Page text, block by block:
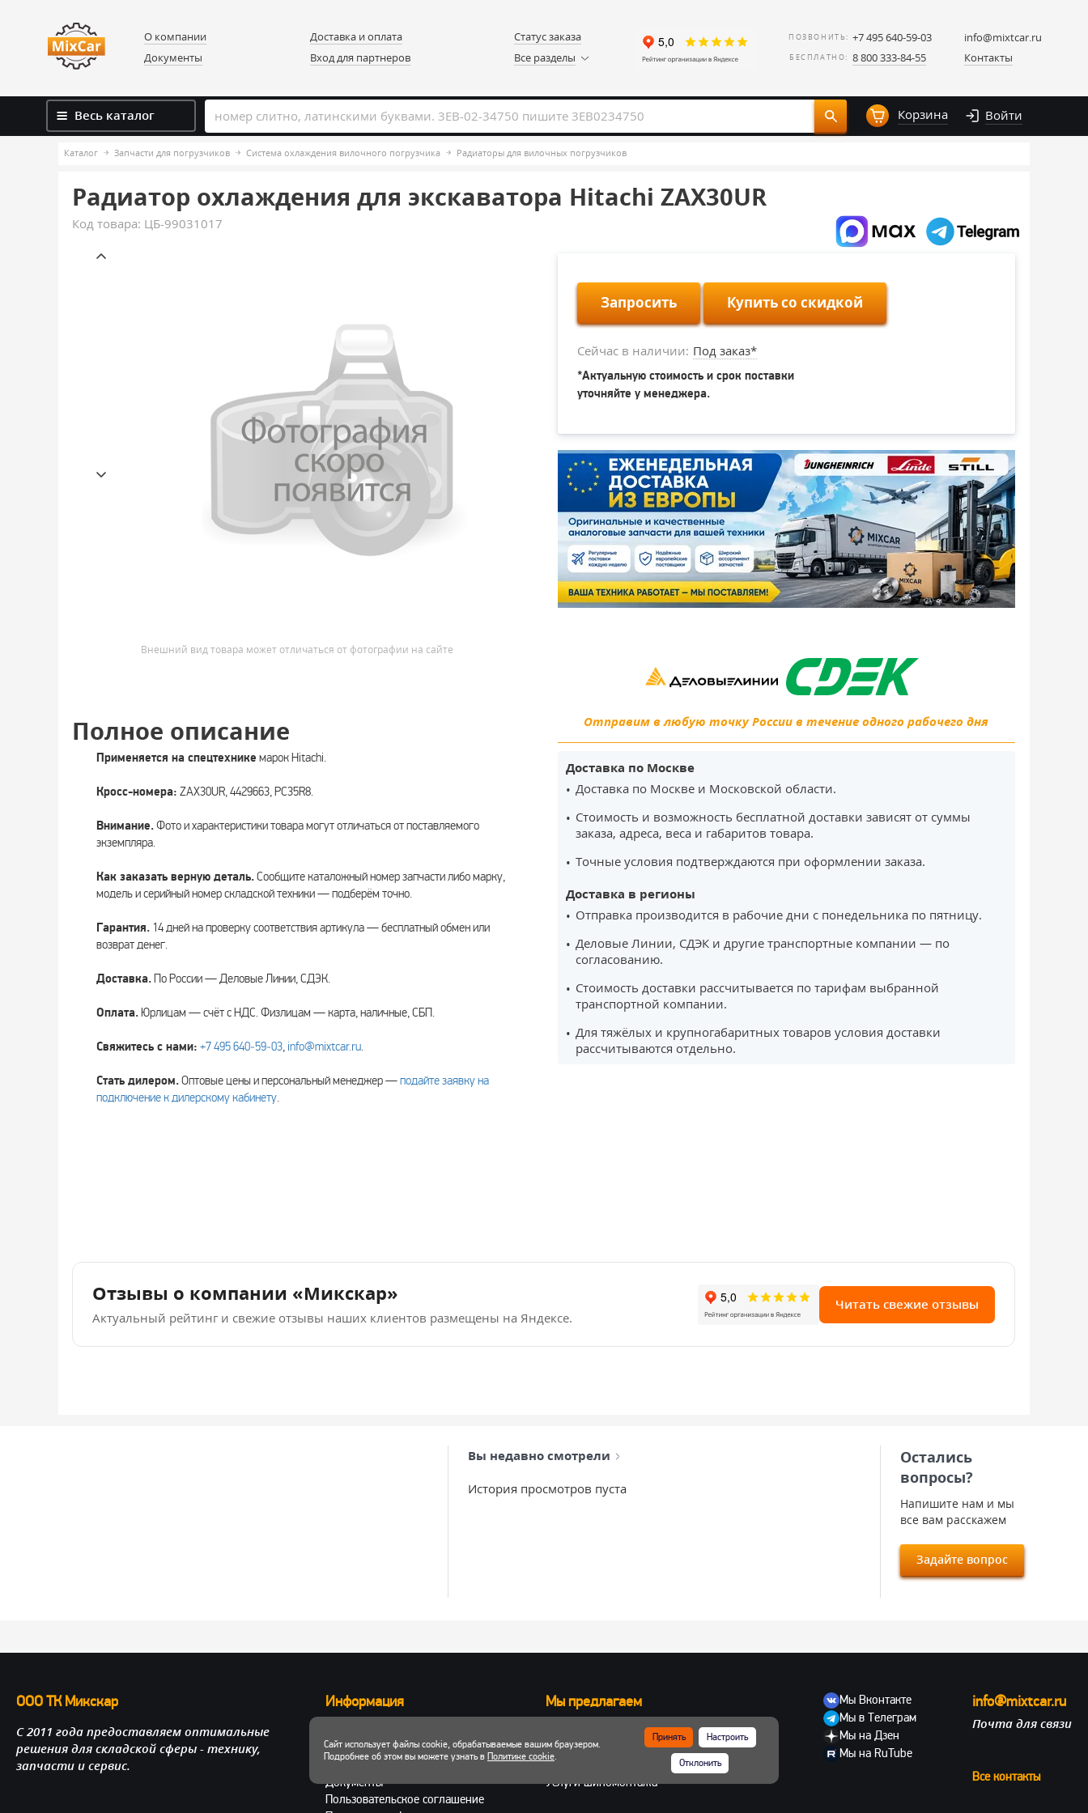
О компании
Документы
Доставка и оплата
Вход для партнеров
Статус заказа
Все разделы
ПОЗВОНИТЬ: +7 495 640-59-03
БЕСПЛАТНО: 8 800 333-84-55
info@mixtcar.ru
Контакты
Весь каталог Корзина Войти
Каталог Запчасти для погрузчиков Система охлаждения вилочного погрузчика Радиаторы для вилочных погрузчиков
Радиатор охлаждения для экскаватора Hitachi ZAX30UR
Код товара: ЦБ-99031017
Внешний вид товара может отличаться от фотографии на сайте
Полное описание
Применяется на спецтехнике марок Hitachi.
Кросс-номера: ZAX30UR, 4429663, PC35R8.
Внимание.Фото и характеристики товара могут отличаться от поставляемого
экземпляра.
Как заказать верную деталь.Сообщите каталожный номер запчасти либо марку,
модель и серийный номер складской техники — подберём точно.
Гарантия. 14 дней на проверку соответствия артикула — бесплатный обмен или
возврат денег.
Доставка.По России — Деловые Линии, СДЭК.
Оплата. Юрлицам — счёт с НДС. Физлицам — карта, наличные, СБП.
Свяжитесь с нами: +7 495 640‑59‑03, info@mixtcar.ru.
Стать дилером.Оптовые цены и персональный менеджер —подайте заявку на
подключение к дилерскому кабинету.
Запросить Купить со скидкой
Сейчас в наличии: Под заказ*
*Актуальную стоимость и срок поставки
уточняйте у менеджера.
Отправим в любую точку России в течение одного рабочего дня
Доставка по Москве
Доставка по Москве и Московской области.
Стоимость и возможность бесплатной доставки зависят от суммы
заказа, адреса, веса и габаритов товара.
Точные условия подтверждаются при оформлении заказа.
Доставка в регионы
Отправка производится в рабочие дни с понедельника по пятницу.
Деловые Линии, СДЭК и другие транспортные компании — по
согласованию.
Стоимость доставки рассчитывается по тарифам выбранной
транспортной компании.
Для тяжёлых и крупногабаритных товаров условия доставки
рассчитываются отдельно.
Отзывы о компании «Микскар»
Актуальный рейтинг и свежие отзывы наших клиентов размещены на Яндексе.
Читать свежие отзывы
Вы недавно смотрели
История просмотров пуста
Остались
вопросы?
Напишите нам и мы
все вам расскажем
Задайте вопрос
ООО ТК Микскар
С 2011 года предоставляем оптимальные
решения для складской сферы - технику,
запчасти и сервис.
Информация
Доставка и оплата
Личный кабинет
Документы
Пользовательское соглашение
Мы предлагаем
Запчасти для вилочных погрузчиков
Запчасти для двигателей
Шины, колеса, диски
Услуги шиномонтажа
Мы Вконтакте
Мы в Телеграм
Мы на Дзен
Мы на RuTube
info@mixtcar.ru
Почта для связи
Все контакты
Сайт использует файлы cookie, обрабатываемые вашим браузером.
Подробнее об этом вы можете узнать в Политике cookie.
Принять Настроить
Отклонить